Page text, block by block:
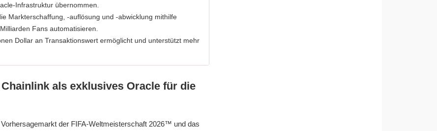
Infrastruktur übernommen.
Markterschaffung, -auflösung und -abwicklung mithilfe
Fans automatisieren.
Dollar an Transaktionswert ermöglicht und unterstützt mehr
als exklusives Oracle für die
der FIFA-Weltmeisterschaft 2026™ und das